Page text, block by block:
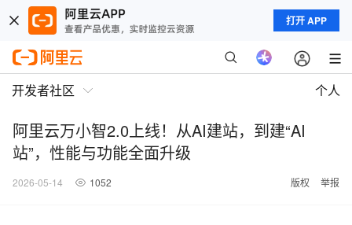
打开 APP
开发者社区 个人
阿里云万小智2.0上线！从AI建站，到建“AI
站”，性能与功能全面升级
2026-05-14 1052 版权 举报